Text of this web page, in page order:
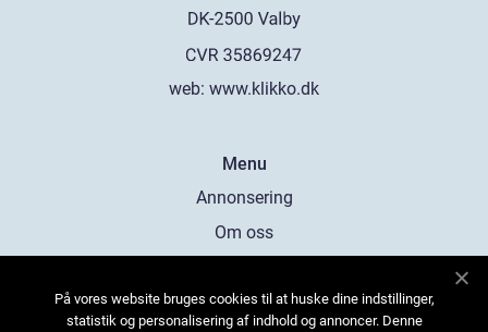
web: www.klikko.dk
Menu
Annonsering
Om oss
Kontakta oss
På vores website bruges cookies til at huske dine indstillinger,
statistik og personalisering af indhold og annoncer. Denne